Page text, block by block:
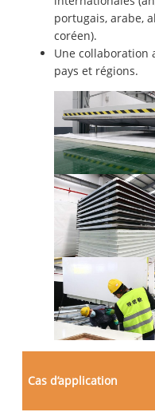
portugais, arabe,
coréen).
Une collaboration
pays et régions.
Cas d’application